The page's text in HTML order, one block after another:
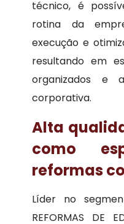
técnico, é
rotina da
execução e
resultando em
organizados e
corporativa.
Alta
como
reformas
Líder no
REFORMAS DE